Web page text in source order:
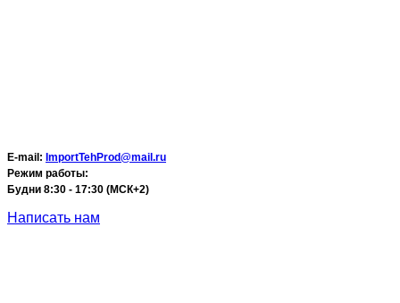
E-mail: ImportTehProd@mail.ru
Режим работы:
Будни 8:30 - 17:30 (МСК+2)
Написать нам